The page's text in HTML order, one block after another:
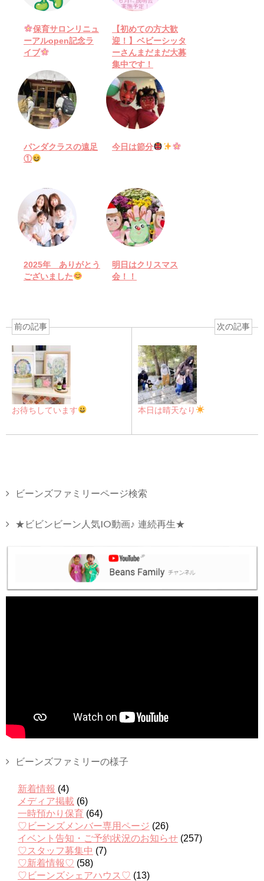
保育サロンリニュ
ーアルopen記念ラ
イブ
【初めての方大歓
迎！】ベビーシッタ
ーさんまだまだ大募
集中です！
パンダクラスの遠足
①
今日は節分
2025年 ありがとう
ございました
明日はクリスマス
会！！
前の記事
お待ちしています
次の記事
本日は晴天なり
ビーンズファミリーページ検索
★ビビンビーン人気10動画♪ 連続再生★
ビーンズファミリーの様子
新着情報 (4)
メディア掲載 (6)
一時預かり保育 (64)
♡ビーンズメンバー専用ページ (26)
イベント告知・ご予約状況のお知らせ (257)
♡スタッフ募集中 (7)
♡新着情報♡ (58)
♡ビーンズシェアハウス♡ (13)